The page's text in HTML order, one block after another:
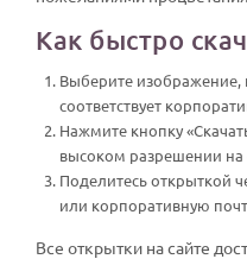
Как быстро
Выберите изображение,
соответствует
Нажмите кнопку
высоком разрешении
Поделитесь открыткой
или корпоративную
Все открытки на сайте